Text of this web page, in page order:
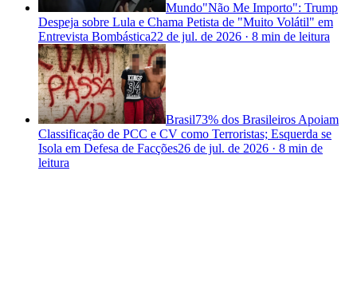
Mundo"Não Me Importo": Trump
Despeja sobre Lula e Chama Petista de "Muito Volátil" em
Entrevista Bombástica22 de jul. de 2026 · 8 min de leitura
Brasil73% dos Brasileiros Apoiam
Classificação de PCC e CV como Terroristas; Esquerda se
Isola em Defesa de Facções26 de jul. de 2026 · 8 min de
leitura